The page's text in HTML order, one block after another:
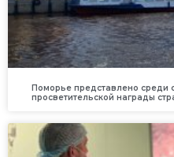
Поморье представлено среди
просветительской награды